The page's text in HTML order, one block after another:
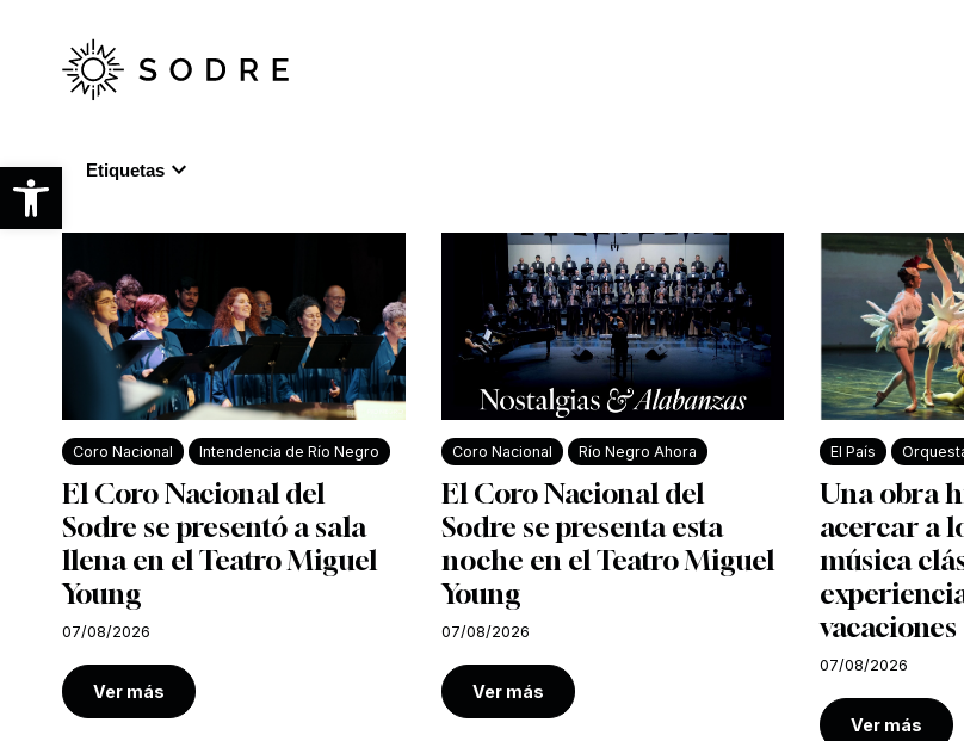
Abrir barra de herramientas
contenido
principal
Etiquetas expand_more
Coro Nacional Intendencia de Río Negro
El Coro Nacional del
Sodre se presentó a sala
llena en el Teatro Miguel
Young
07/08/2026
Ver más
Coro Nacional Río Negro Ahora
El Coro Nacional del
Sodre se presenta esta
noche en el Teatro Miguel
Young
07/08/2026
Ver más
El País
Una obra
acercar a
música
vacaciones
07/08/2026
Ver más